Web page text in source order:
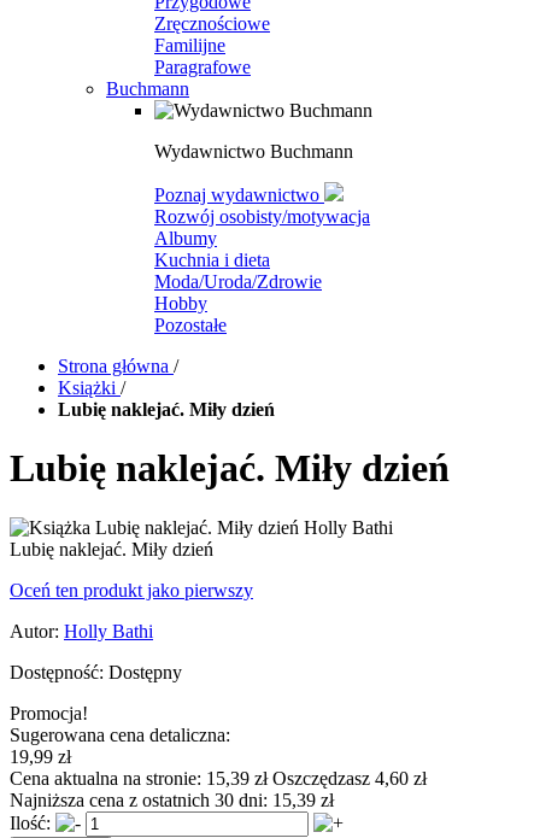
Zręcznościowe
Familijne
Paragrafowe
Buchmann
Wydawnictwo Buchmann
Poznaj wydawnictwo
Rozwój osobisty/motywacja
Albumy
Kuchnia i dieta
Moda/Uroda/Zdrowie
Hobby
Pozostałe
Strona główna /
Książki /
Lubię naklejać. Miły dzień
Lubię naklejać. Miły dzień
Lubię naklejać. Miły dzień
Oceń ten produkt jako pierwszy
Autor: Holly Bathi
Dostępność: Dostępny
Promocja!
Sugerowana cena detaliczna:
19,99 zł
Cena aktualna na stronie: 15,39 złOszczędzasz 4,60 zł
Najniższa cena z ostatnich 30 dni: 15,39 zł
Ilość: